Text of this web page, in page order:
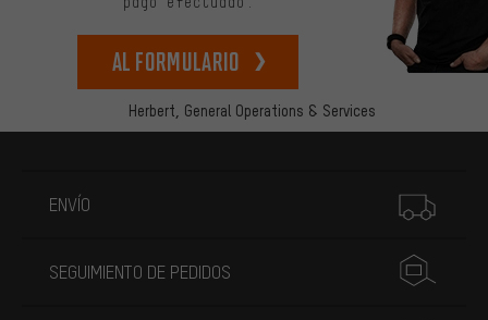
Herbert, General Operations & Services
Al formulario
ENVÍO
SEGUIMIENTO DE PEDIDOS